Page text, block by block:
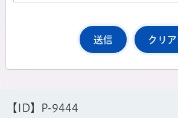
【ID】
P-9444